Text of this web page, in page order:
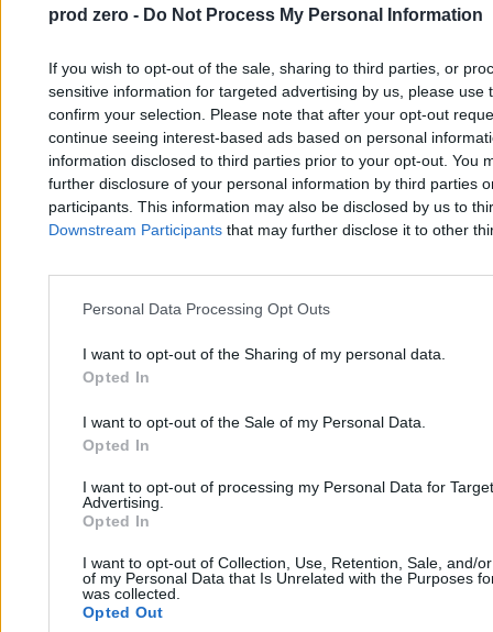
prod zero - Do Not Process My Personal Information
If you wish to opt-out of the sale, sharing to third parties, or
sensitive information for targeted advertising by us, please use
confirm your selection. Please note that after your opt-out
continue seeing interest-based ads based on personal
information disclosed to third parties prior to your opt-out. You
further disclosure of your personal information by third parties
participants. This information may also be disclosed by us to
Downstream Participants that may further disclose it to other
Personal Data Processing Opt Outs
I want to opt-out of the Sharing of my personal data.
Opted In
I want to opt-out of the Sale of my Personal Data.
Opted In
I want to opt-out of processing my Personal Data for
Advertising.
Opted In
I want to opt-out of Collection, Use, Retention, Sale, and/
of my Personal Data that Is Unrelated with the Purposes
was collected.
Opted Out
Pinkwart: Kolejni politycy w europejskiej
pajęczynie Epsteina
Joanna Pinkwart
10.02.2026
Świat